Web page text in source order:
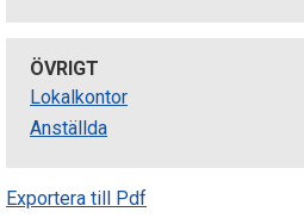
ÖVRIGT
Lokalkontor
Anställda
Exportera till Pdf